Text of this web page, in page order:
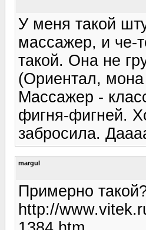
У меня такой
массажер, и че-
такой. Она не
(Ориентал,
Массажер -
фигня-фигней.
забросила.
margul
Примерно
http://